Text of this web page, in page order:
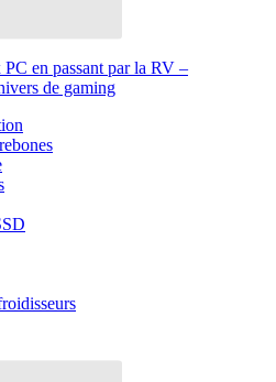
PC en passant par la RV –
de gaming